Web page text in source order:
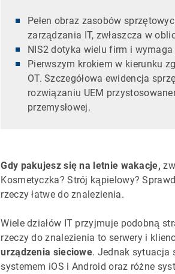
Pełen obraz zasobów
zarządzania IT, zwłaszcza w
NIS2 dotyka wielu firm i
Pierwszym krokiem w kierunku
OT. Szczegółowa ewidencja
rozwiązaniu UEM
przemysłowej.
Gdy pakujesz się na letnie wakacje,
Kosmetyczka? Strój kąpielowy?
rzeczy łatwe do znalezienia.
Wiele działów IT przyjmuje podobną
rzeczy do znalezienia to serwery i
urządzenia sieciowe. Jednak sytuacja
systemem iOS i Android oraz różne